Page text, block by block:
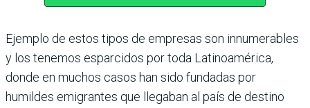
Ejemplo de estos tipos de empresas son innumerables
y los tenemos esparcidos por toda Latinoamérica,
donde en muchos casos han sido fundadas por
humildes emigrantes que llegaban al país de destino